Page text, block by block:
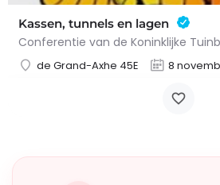
Kassen, tunnels en lagen
de Grand-Axhe 45E 8